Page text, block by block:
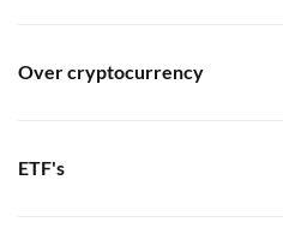
Over cryptocurrency
ETF's